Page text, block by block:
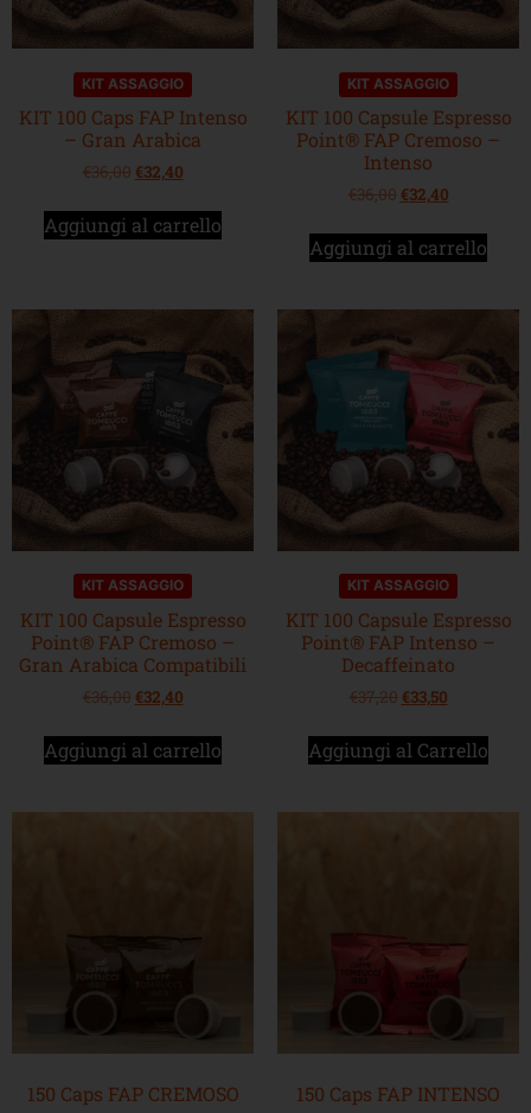
KIT ASSAGGIO
KIT 100 Caps FAP Intenso
– Gran Arabica
€36,00 €32,40
Aggiungi al carrello
KIT ASSAGGIO
KIT 100 Capsule Espresso
Point® FAP Cremoso –
Intenso
€36,00 €32,40
Aggiungi al carrello
KIT ASSAGGIO
KIT 100 Capsule Espresso
Point® FAP Cremoso –
Gran Arabica Compatibili
€36,00 €32,40
Aggiungi al carrello
KIT ASSAGGIO
KIT 100 Capsule Espresso
Point® FAP Intenso –
Decaffeinato
€37,20 €33,50
Aggiungi al Carrello
150 Caps FAP CREMOSO 150 Caps FAP INTENSO